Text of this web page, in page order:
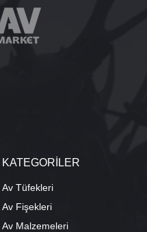
KATEGORİLER
Av Tüfekleri
Av Fişekleri
Av Malzemeleri